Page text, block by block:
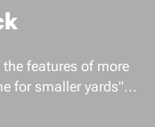
the features of more
for smaller yards"...